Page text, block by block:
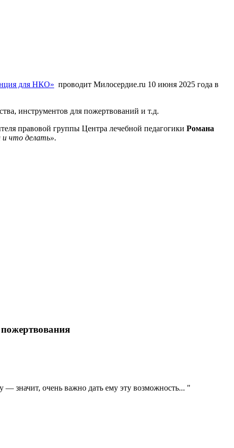
для НКО» проводит Милосердие.ru 10 июня 2025 года в
инструментов для пожертвований и т.д.
правовой группы Центра лечебной педагогики Романа
и что делать».
— значит, очень важно дать ему эту возможность... "